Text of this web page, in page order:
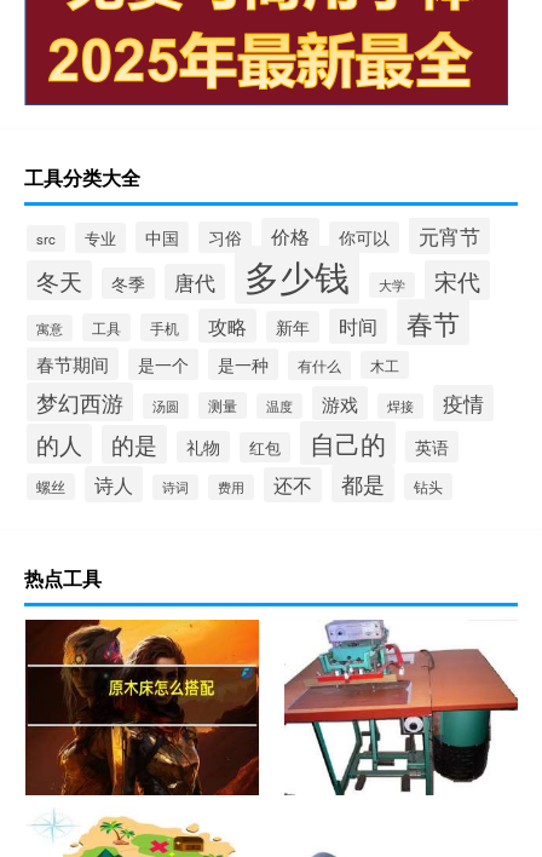
工具分类大全
src 专业 中国 习俗 价格 你可以 元宵节
冬天 冬季 唐代 多少钱 大学 宋代
寓意 工具 手机 攻略 新年 时间 春节
春节期间 是一个 是一种 有什么 木工
梦幻西游 汤圆 测量 温度 游戏 焊接 疫情
的人 的是 礼物 红包 自己的 英语
螺丝 诗人 诗词 费用 还不 都是 钻头
热点工具
原木床怎么搭配